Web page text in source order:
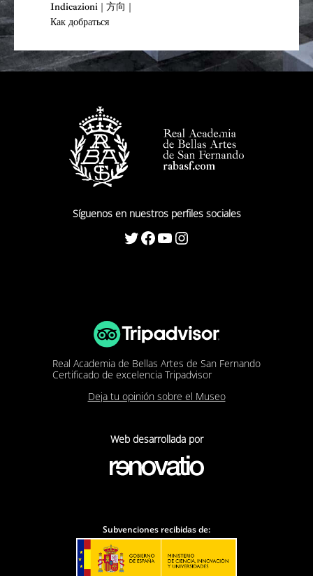
pública” contaría con una fonda, una botillería y aseos.
De señalar es que este peristilo de Ventura Rodríguez,
con capacidad para más de 3.000 personas, tendría una
del Siglo de las Luces. Otro tanto se puede afirmar del
proyecto de Juan de Villanueva que, como ya
señalamos, contaba con los pórticos cubiertos de paseo
y dos estatuas ecuestres de las personas reales. La
comparación entre ambos proyectos es evidente.
Mientras la propuesta de Ventura Rodríguez, propia de
cambio la de Juan de Villanueva tiene toda la delicada
Antonio Bonet Correa
Indicazioni | 方向 |
Как добраться
Síguenos en nuestros perfiles sociales
Twitter Facebook YouTube Instagram
Real Academia de Bellas Artes de San Fernando
Certificado de excelencia Tripadvisor
Deja tu opinión sobre el Museo
Web desarrollada por
Subvenciones recibidas de: